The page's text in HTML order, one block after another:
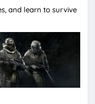
and learn to survive